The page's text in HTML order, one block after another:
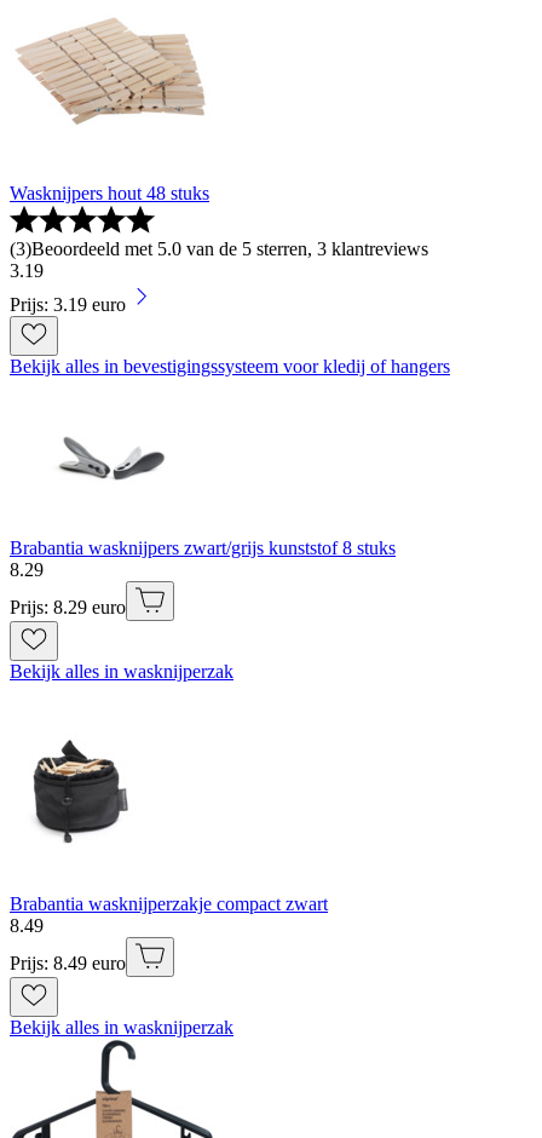
Wasknijpers hout 48 stuks
(3)Beoordeeld met 5.0 van de 5 sterren, 3 klantreviews
3.19
Prijs: 3.19 euro
Bekijk alles in bevestigingssysteem voor kledij of hangers
Brabantia wasknijpers zwart/grijs kunststof 8 stuks
8.29
Prijs: 8.29 euro
Bekijk alles in wasknijperzak
Brabantia wasknijperzakje compact zwart
8.49
Prijs: 8.49 euro
Bekijk alles in wasknijperzak